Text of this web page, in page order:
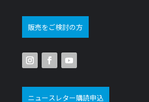
販売をご検討の方
ニュースレター購読申込